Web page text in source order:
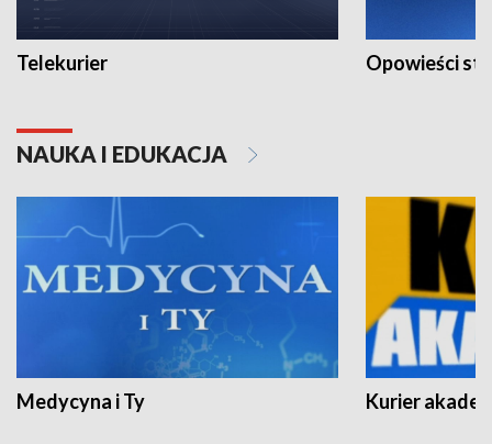
Telekurier Opowieści
NAUKA I EDUKACJA
Medycyna i Ty Kurier